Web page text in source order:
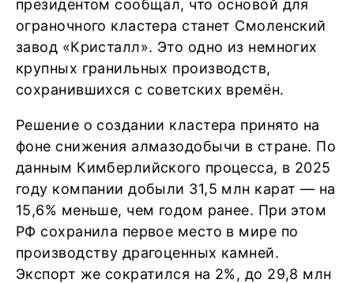
президентом сообщал, что основой для
ограночного кластера станет Смоленский
завод «Кристалл». Это одно из немногих
крупных гранильных производств,
сохранившихся с советских времён.
Решение о создании кластера принято на
фоне снижения алмазодобычи в стране. По
данным Кимберлийского процесса, в 2025
году компании добыли 31,5 млн карат — на
15,6% меньше, чем годом ранее. При этом
РФ сохранила первое место в мире по
производству драгоценных камней.
Экспорт же сократился на 2%, до 29,8 млн